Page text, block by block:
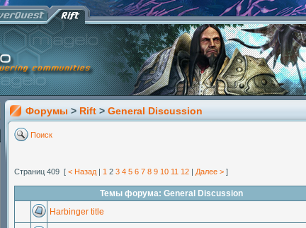
Форумы > Rift > General Discussion
Поиск
Страниц 409 [ < Назад | 1 2 3 4 5 6 7 8 9 10 11 12 | Далее > ]
Темы форума: General Discussion
Harbinger title